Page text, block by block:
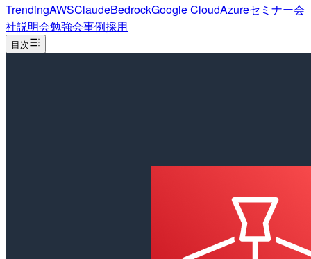
TrendingAWSClaudeBedrockGoogle CloudAzureセミナー会
社説明会勉強会事例採用
目次